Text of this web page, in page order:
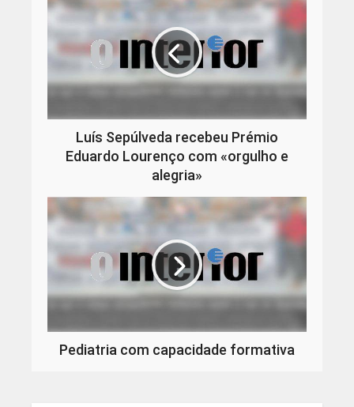
Luís Sepúlveda recebeu Prémio
Eduardo Lourenço com «orgulho e
alegria»
Pediatria com capacidade formativa